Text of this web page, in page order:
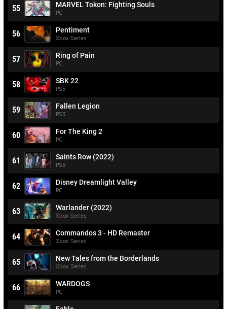
55 MARVEL Tokon: Fighting Souls
PC
56 Pentiment
Xbox Series
57 Ring of Pain
PC
58 SBK 22
PS5
59 Fallen Legion
PS5
60 For The King 2
PC
61 Saints Row (2022)
PS5
62 Disney Dreamlight Valley
PC
63 Warlander (2022)
Xbox Series
64 Commandos 3 - HD Remaster
Xbox Series
65 New Tales from the Borderlands
Xbox Series
66 WARDOGS
PC